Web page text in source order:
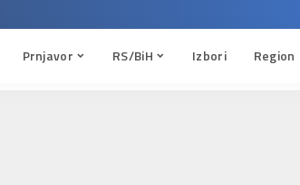
Prnjavor RS/BiH Izbori Region